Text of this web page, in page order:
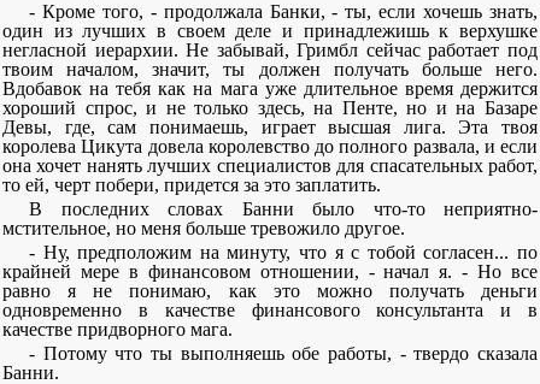
- Кроме того, - продолжала Банки, - ты, если хочешь знать,
один из лучших в своем деле и принадлежишь к верхушке
негласной иерархии. Не забывай, Гримбл сейчас работает под
твоим началом, значит, ты должен получать больше него.
Вдобавок на тебя как на мага уже длительное время держится
хороший спрос, и не только здесь, на Пенте, но и на Базаре
Девы, где, сам понимаешь, играет высшая лига. Эта твоя
королева Цикута довела королевство до полного развала, и если
она хочет нанять лучших специалистов для спасательных работ,
то ей, черт побери, придется за это заплатить.
В последних словах Банни было что-то неприятно-
мстительное, но меня больше тревожило другое.
- Ну, предположим на минуту, что я с тобой согласен... по
крайней мере в финансовом отношении, - начал я. - Но все
равно я не понимаю, как это можно получать деньги
одновременно в качестве финансового консультанта и в
качестве придворного мага.
- Потому что ты выполняешь обе работы, - твердо сказала
Банни.